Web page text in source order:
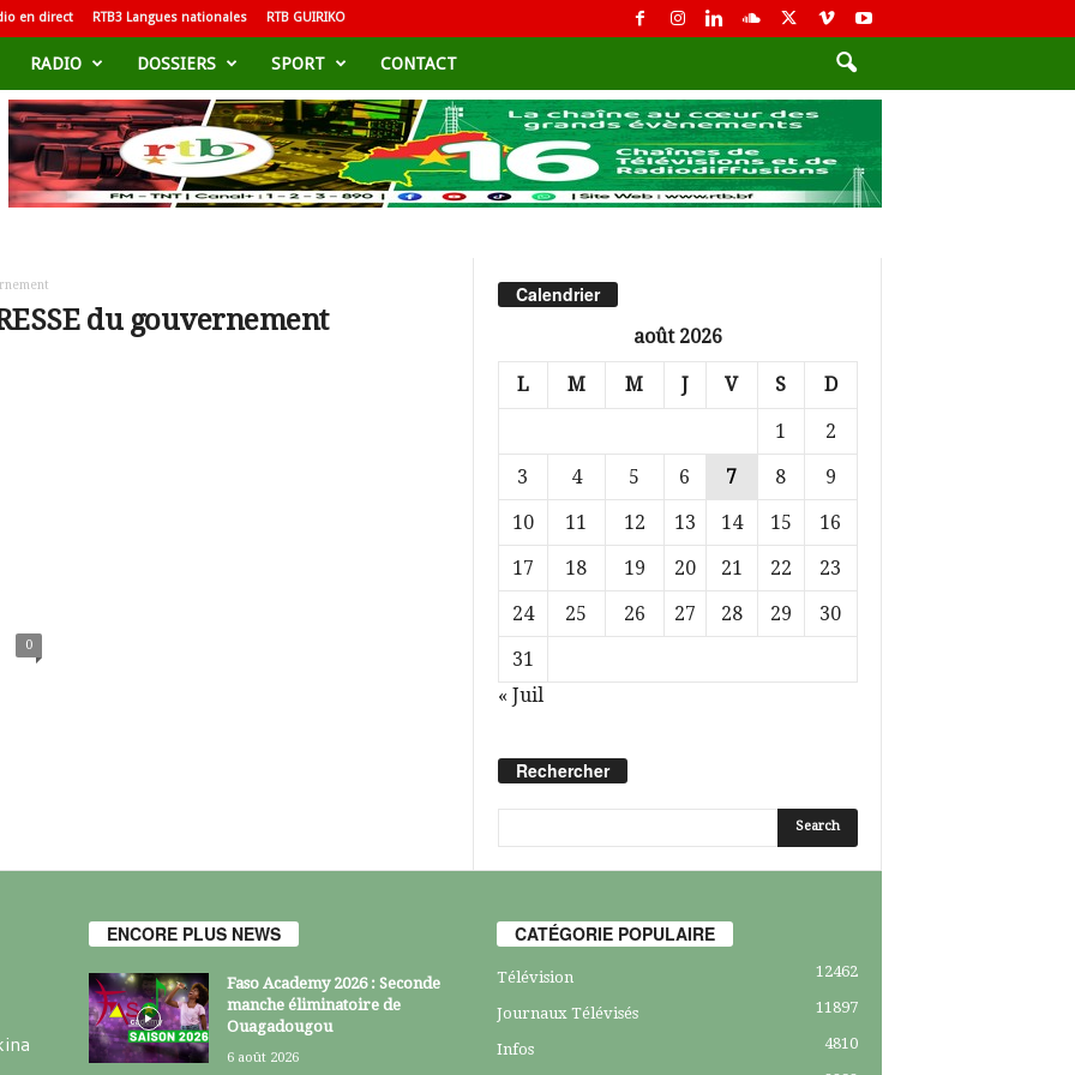
en direct RTB3 Langues nationales RTB GUIRIKO
RADIO DOSSIERS SPORT CONTACT
du gouvernement
0
Calendrier
août 2026
L M M J V S D
1
2
3
4 5 6 7 8
9
10
11 12 13 14 15
16
17
18 19 20 21 22
23
24
25 26 27 28 29
30
31
« Juil
Rechercher
ENCORE PLUS NEWS
Faso Academy 2026 : Seconde
manche éliminatoire de
Ouagadougou
6 août 2026
CATÉGORIE POPULAIRE
Télévision 12462
Journaux Télévisés 11897
Infos
4810